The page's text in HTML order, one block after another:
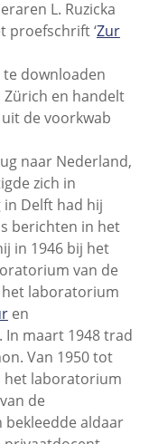
L. Ruzicka
proefschrift ‘Zur
te downloaden
Zürich en handelt
de voorkwab
naar Nederland,
zich in
Delft had hij
berichten in het
in 1946 bij het
van de
laboratorium
en
maart 1948 trad
Van 1950 tot
het laboratorium
de
aldaar